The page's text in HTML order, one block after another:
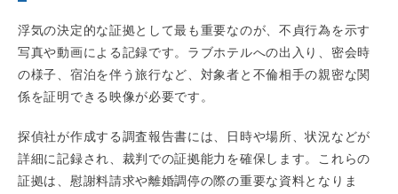
浮気の決定的な証拠として最も重要なのが、不貞行為を示す
写真や動画による記録です。ラブホテルへの出入り、密会時
の様子、宿泊を伴う旅行など、対象者と不倫相手の親密な関
係を証明できる映像が必要です。
探偵社が作成する調査報告書には、日時や場所、状況などが
詳細に記録され、裁判での証拠能力を確保します。これらの
証拠は、慰謝料請求や離婚調停の際の重要な資料となりま